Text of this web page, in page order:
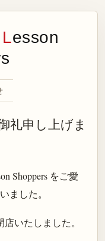
Lesson
礼申し上げま
Shoppers をご愛
ました。
店いたしました。